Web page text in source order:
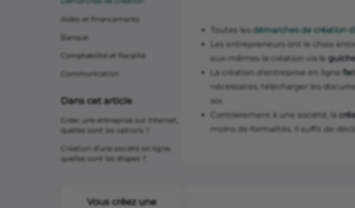
Aides et financements
Banque
Comptabilité et fiscalité
Communication
Dans cet article
Créer une entreprise sur Internet,
quelles sont les options ?
Création d'une société en ligne,
quelles sont les étapes ?
Vous créez une
Toutes les démarches de création
Les entrepreneurs ont le choix
eux-mêmes la création via le
La création d'entreprise en ligne
nécessaires, télécharger les
soi.
Contrairement à une société, la
moins de formalités. Il suffit de